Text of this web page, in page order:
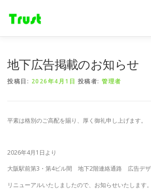
地下広告掲載のお知らせ
投稿日: 2026年4月1日 投稿者: 管理者
平素は格別のご高配を賜り、厚く御礼申し上げます。
2026年4月1日より
大阪駅前第3・第4ビル間 地下2階連絡通路 広告デ
リニューアルいたしましたので、お知らせいたします。